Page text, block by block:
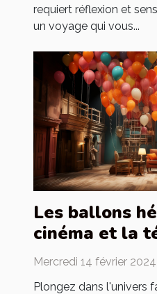
requiert réflexion et
un voyage qui vous...
Les ballons
cinéma et la
utilisation et
décors
Mercredi 14 février
Plongez dans l'univers